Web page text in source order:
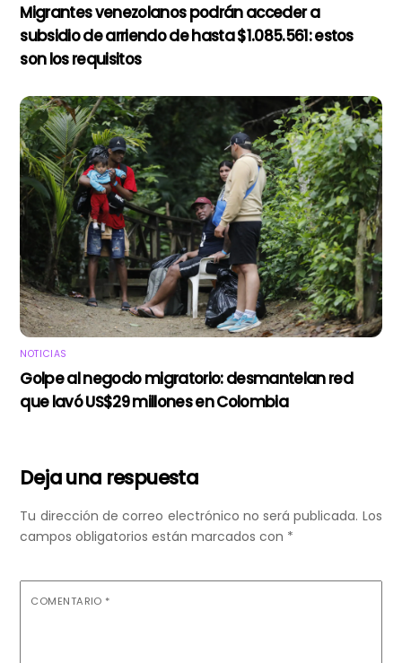
Migrantes venezolanos podrán acceder a
subsidio de arriendo de hasta $1.085.561: estos
son los requisitos
NOTICIAS
Golpe al negocio migratorio: desmantelan red
que lavó US$29 millones en Colombia
Deja una respuesta
Tu dirección de correo electrónico no será publicada. Los
campos obligatorios están marcados con *
COMENTARIO *